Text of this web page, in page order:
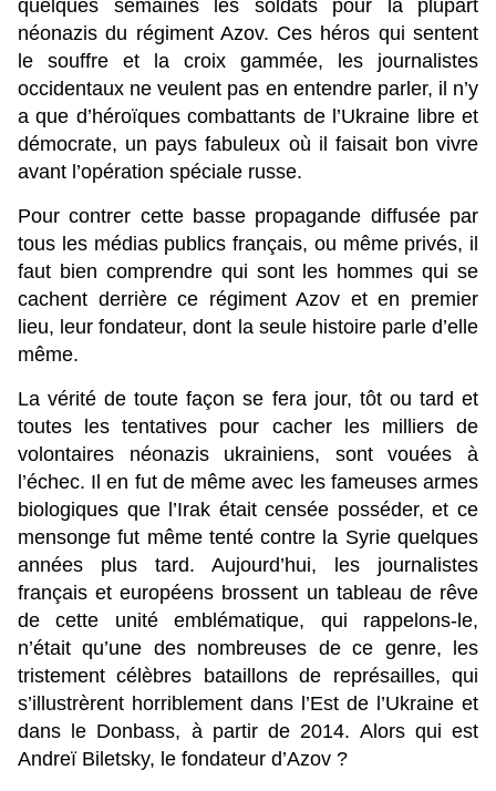
quelques semaines les soldats pour la plupart
néonazis du régiment Azov. Ces héros qui sentent
le souffre et la croix gammée, les journalistes
occidentaux ne veulent pas en entendre parler, il n’y
a que d’héroïques combattants de l’Ukraine libre et
démocrate, un pays fabuleux où il faisait bon vivre
avant l’opération spéciale russe.
Pour contrer cette basse propagande diffusée par
tous les médias publics français, ou même privés, il
faut bien comprendre qui sont les hommes qui se
cachent derrière ce régiment Azov et en premier
lieu, leur fondateur, dont la seule histoire parle d’elle
même.
La vérité de toute façon se fera jour, tôt ou tard et
toutes les tentatives pour cacher les milliers de
volontaires néonazis ukrainiens, sont vouées à
l’échec. Il en fut de même avec les fameuses armes
biologiques que l’Irak était censée posséder, et ce
mensonge fut même tenté contre la Syrie quelques
années plus tard. Aujourd’hui, les journalistes
français et européens brossent un tableau de rêve
de cette unité emblématique, qui rappelons-le,
n’était qu’une des nombreuses de ce genre, les
tristement célèbres bataillons de représailles, qui
s’illustrèrent horriblement dans l’Est de l’Ukraine et
dans le Donbass, à partir de 2014. Alors qui est
Andreï Biletsky, le fondateur d’Azov ?